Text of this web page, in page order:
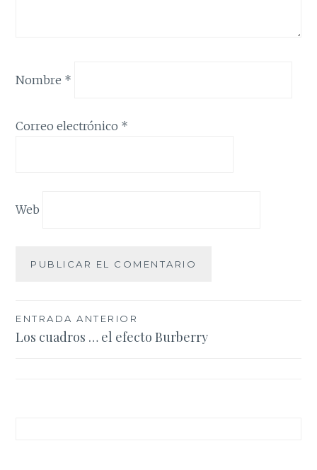
Nombre *
Correo electrónico *
Web
Navegación
de
ENTRADA ANTERIOR
Los cuadros … el efecto Burberry